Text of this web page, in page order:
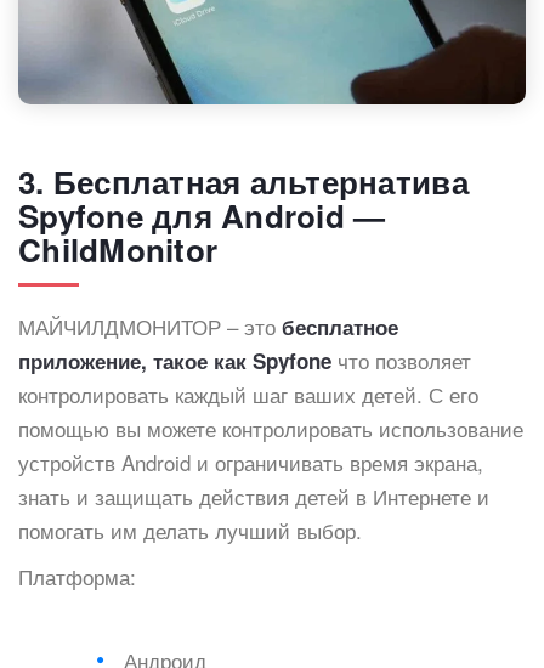
3. Бесплатная альтернатива
Spyfone для Android —
ChildMonitor
МАЙЧИЛДМОНИТОР – это бесплатное
приложение, такое как Spyfone что позволяет
контролировать каждый шаг ваших детей. С его
помощью вы можете контролировать использование
устройств Android и ограничивать время экрана,
знать и защищать действия детей в Интернете и
помогать им делать лучший выбор.
Платформа:
Андроид